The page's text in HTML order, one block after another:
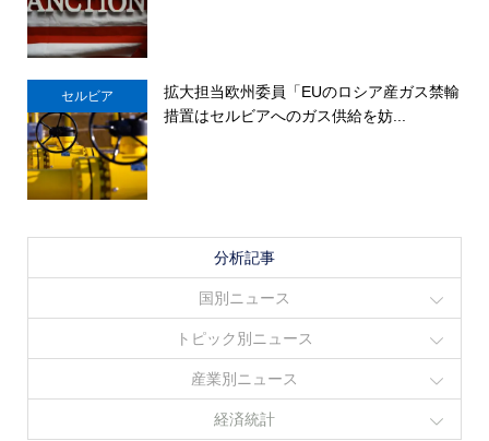
セルビア
拡大担当欧州委員「EUのロシア産ガス禁輸
措置はセルビアへのガス供給を妨...
分析記事
国別ニュース
トピック別ニュース
産業別ニュース
経済統計